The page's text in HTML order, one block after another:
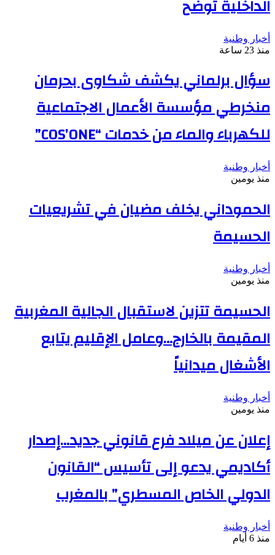
الداخلية توضح
أخبار وطنية
منذ 23 ساعة
سؤال برلماني يكشف شكاوى بحرمان
منخرطي مؤسسة الأعمال الاجتماعية
للكهرباء والماء من خدمات “COS’ONE”
أخبار وطنية
منذ يومين
الحموداني يخلف مضيان في تشريعيات
الحسيمة
أخبار وطنية
منذ يومين
الحسيمة تتزين لاستقبال الجالية المغربية
المقيمة بالخارج…وعامل الإقليم يتابع
الأشغال ميدانياً
أخبار وطنية
منذ يومين
إعلان عن ميلاد فرع قانوني جديد…إصدار
أكاديمي يدعو إلى تأسيس “القانون
الدولي الخاص المسطري” بالمغرب
أخبار وطنية
منذ 6 أيام